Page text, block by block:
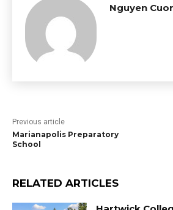
Nguyen
Previous article
Marianapolis Preparatory
School
RELATED ARTICLES